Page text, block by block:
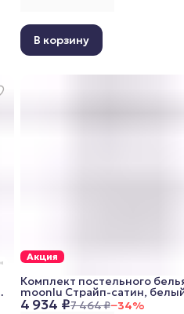
В корзину
Акция
4 934 ₽7 464 ₽−34%
Комплект постельного
moonlu Страйп-сатин,
спальный (наволочки 50x70